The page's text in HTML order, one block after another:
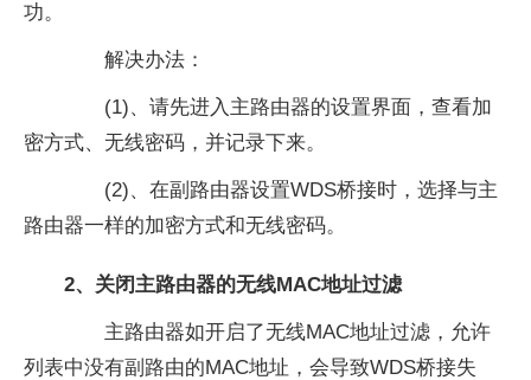
功。
解决办法：
(1)、请先进入主路由器的设置界面，查看加
密方式、无线密码，并记录下来。
(2)、在副路由器设置WDS桥接时，选择与主
路由器一样的加密方式和无线密码。
2、关闭主路由器的无线MAC地址过滤
主路由器如开启了无线MAC地址过滤，允许
列表中没有副路由的MAC地址，会导致WDS桥接失